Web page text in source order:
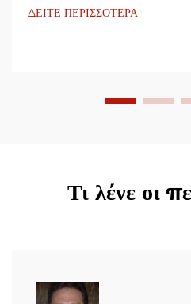
ΔΕΙΤΕ ΠΕΡΙΣΣΟΤΕΡΑ
Τι λένε οι